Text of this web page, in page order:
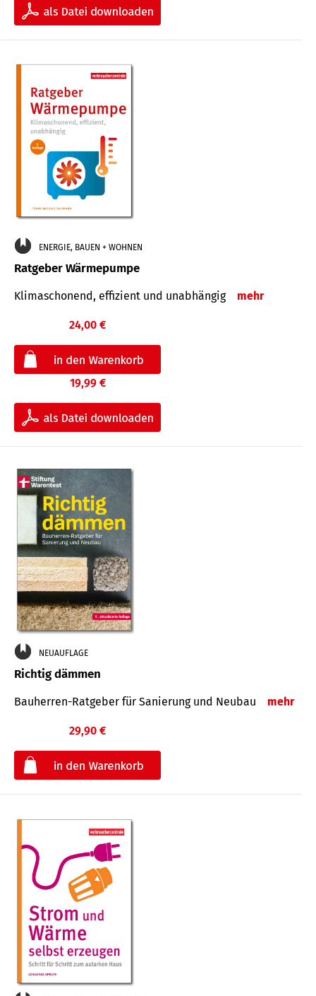
ENERGIE, BAUEN + WOHNEN
Ratgeber Wärmepumpe
Klimaschonend, effizient und unabhängig mehr
24,00 €
19,99 €
NEUAUFLAGE
Richtig dämmen
Bauherren-Ratgeber für Sanierung und Neubau mehr
29,90 €